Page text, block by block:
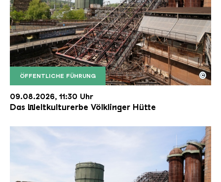
ÖFFENTLICHE FÜHRUNG
Der Erzschrägaufzug der Völklinger Hütte mit
Copyright: Weltkulturerbe Völklinger Hütte | Karl
©
09.08.2026, 11:30 Uhr
Das Weltkulturerbe Völklinger Hütte